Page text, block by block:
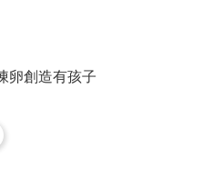
卵創造有孩子